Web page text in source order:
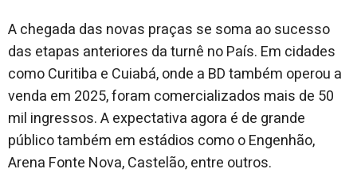
A chegada das novas praças se soma ao sucesso
das etapas anteriores da turnê no País. Em cidades
como Curitiba e Cuiabá, onde a BD também operou a
venda em 2025, foram comercializados mais de 50
mil ingressos. A expectativa agora é de grande
público também em estádios como o Engenhão,
Arena Fonte Nova, Castelão, entre outros.